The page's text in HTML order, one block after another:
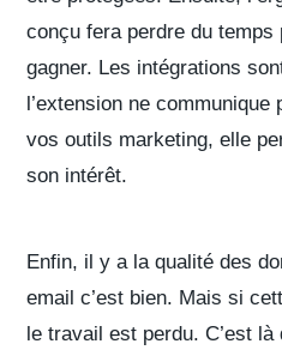
conçu fera perdre du temps
gagner. Les intégrations
l’extension ne
vos outils marketing, elle
son intérêt.
Enfin, il y a la qualité des
email c’est bien. Mais si
le travail est perdu. C’est